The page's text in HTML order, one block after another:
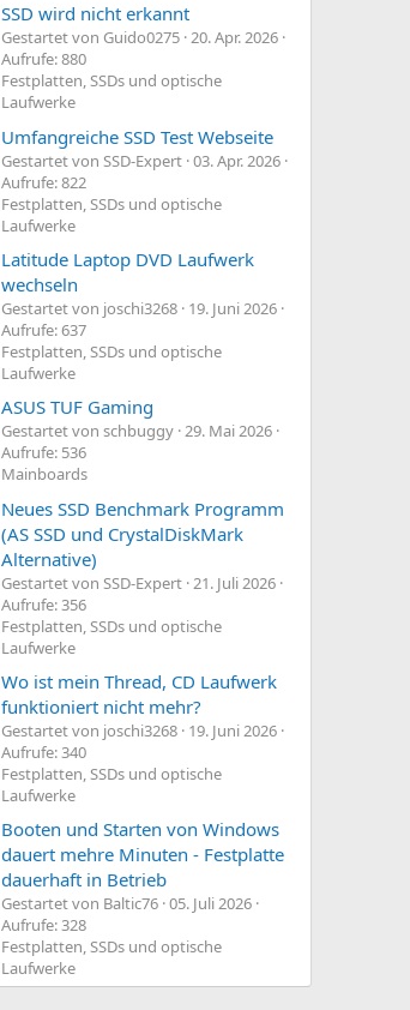
SSD wird nicht erkannt
Gestartet von Guido0275 20. Apr. 2026
Aufrufe: 880
Festplatten, SSDs und optische
Laufwerke
Umfangreiche SSD Test Webseite
Gestartet von SSD-Expert 03. Apr. 2026
Aufrufe: 822
Festplatten, SSDs und optische
Laufwerke
Latitude Laptop DVD Laufwerk
wechseln
Gestartet von joschi3268 19. Juni 2026
Aufrufe: 637
Festplatten, SSDs und optische
Laufwerke
ASUS TUF Gaming
Gestartet von schbuggy 29. Mai 2026
Aufrufe: 536
Mainboards
Neues SSD Benchmark Programm
(AS SSD und CrystalDiskMark
Alternative)
Gestartet von SSD-Expert 21. Juli 2026
Aufrufe: 356
Festplatten, SSDs und optische
Laufwerke
Wo ist mein Thread, CD Laufwerk
funktioniert nicht mehr?
Gestartet von joschi3268 19. Juni 2026
Aufrufe: 340
Festplatten, SSDs und optische
Laufwerke
Booten und Starten von Windows
dauert mehre Minuten - Festplatte
dauerhaft in Betrieb
Gestartet von Baltic76 05. Juli 2026
Aufrufe: 328
Festplatten, SSDs und optische
Laufwerke